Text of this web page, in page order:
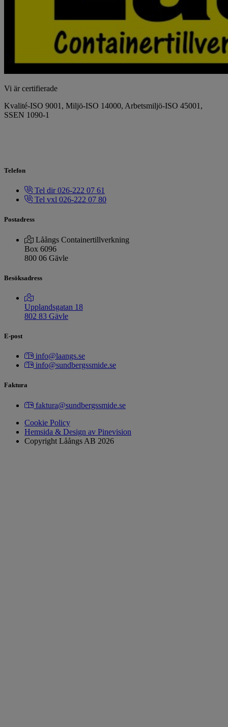
Vi är certifierade
Kvalité-ISO 9001, Miljö-ISO 14000, Arbetsmiljö-ISO 45001,
SSEN 1090-1
Telefon
Tel dir 026-222 07 61
Tel vxl 026-222 07 80
Postadress
Låångs Containertillverkning
Box 6096
800 06 Gävle
Besöksadress
Upplandsgatan 18
802 83 Gävle
E-post
info@laangs.se
info@sundbergssmide.se
Faktura
faktura@sundbergssmide.se
Cookie Policy
Hemsida & Design av Pinevision
Copyright Låångs AB 2026